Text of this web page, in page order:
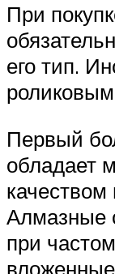
При
его тип.
Первый
обладает
качеством
Алмазные
при